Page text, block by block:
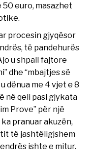
euro, masazhet
procesin gjyqësor
të pandehurës
u shpall fajtore
dhe “mbajtjes së
dënua me 4 vjet e 8
në qeli pasi gjykata
Prove” për një
pranuar akuzën,
të jashtëligjshem
ishte e mitur.